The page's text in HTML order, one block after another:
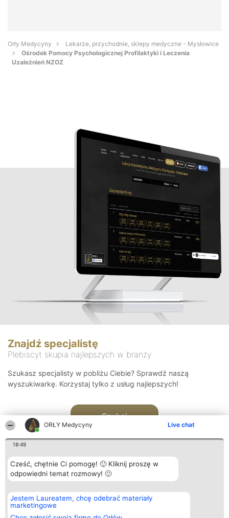
ORŁY Medycyny Live chat
18:49
Cześć, chętnie Ci pomogę! 🙂 Kliknij proszę w
odpowiedni temat rozmowy! 🙂
Jestem Laureatem, chcę odebrać materiały
marketingowe
Orły Medycyny
Lekarze, przychodnie, sklepy medyczne - Mysłowice
Ośrodek Pomocy Psychologicznej Profilaktyki i Leczenia
Uzależnień NZOZ
Znajdź specjalistę
Plebiscyt skupia najlepszych w branży
Szukasz specjalisty w pobliżu Ciebie? Sprawdź naszą
wyszukiwarkę. Korzystaj tylko z usług najlepszych!
Szukaj
Organizator plebiscytu
Bright Side Solutions sp. z o.
o. sp. k.
ul. Ruska 22
Plebiscyt
Laureaci
wszystkich
Kontakt
Kontakt